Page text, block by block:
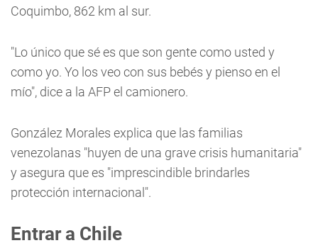
Coquimbo, 862 km al sur.
"Lo único que sé es que son gente como usted y
como yo. Yo los veo con sus bebés y pienso en el
mío", dice a la AFP el camionero.
González Morales explica que las familias
venezolanas "huyen de una grave crisis humanitaria"
y asegura que es "imprescindible brindarles
protección internacional".
Entrar a Chile